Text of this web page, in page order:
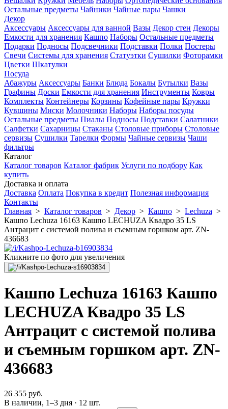
Остальные предметы Чайники Чайные пары Чашки
Декор
Аксессуары Аксессуары для ванной Вазы Декор стен Декоры
Емкости для хранения Кашпо Наборы Остальные предметы
Подарки Подносы Подсвечники Подставки Полки Постеры
Свечи Системы для хранения Статуэтки Сушилки Фоторамки
Цветки Шкатулки
Посуда
Абажуры Аксессуары Банки Блюда Бокалы Бутылки Вазы
Графины Доски Емкости для хранения Инструменты Ковры
Комплекты Контейнеры Корзины Кофейные пары Кружки
Кувшины Миски Молочники Наборы Наборы посуды
Остальные предметы Пиалы Подносы Подставки Салатники
Салфетки Сахарницы Стаканы Столовые приборы Столовые
сервизы Сушилки Тарелки Формы Чайные сервизы Чаши
фильтры
Каталог
Каталог товаров Каталог фабрик Услуги по подбору Как
купить
Доставка и оплата
Доставка Оплата Покупка в кредит Полезная информация
Контакты
Главная > Каталог товаров > Декор > Кашпо > Lechuza >
Кашпо Lechuza 16163 Кашпо LECHUZA Квадро 35 LS
Антрацит с системой полива и съемным горшком арт. ZN-
436683
Кликните по фото для увеличения
Кашпо Lechuza 16163 Кашпо
LECHUZA Квадро 35 LS
Антрацит с системой полива
и съемным горшком арт. ZN-
436683
26 355 руб.
В наличии, 1–3 дня · 12 шт.